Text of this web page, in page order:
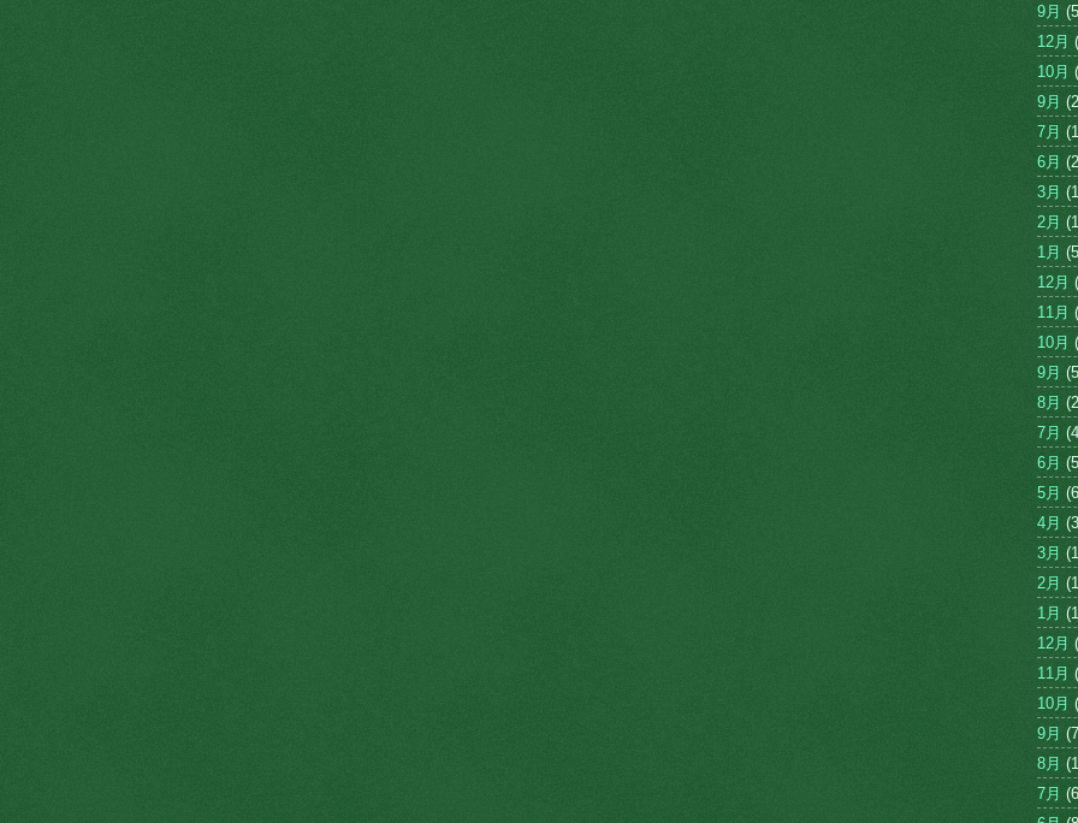
9月
12月
10月
9月
7月
6月
3月
2月
1月
12月
11月
10月
9月
8月
7月
6月
5月
4月
3月
2月
1月
12月
11月
10月
9月
8月
7月